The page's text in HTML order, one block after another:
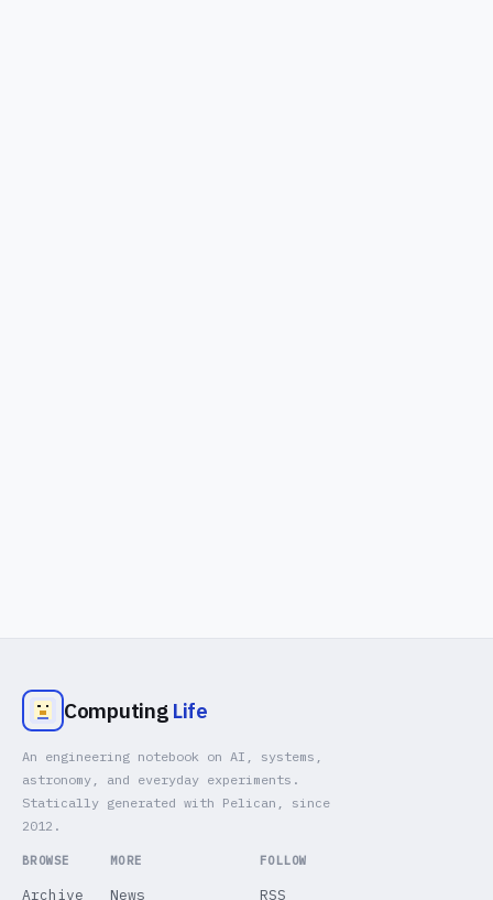
Computing Life
An engineering notebook on AI, systems,
astronomy, and everyday experiments.
Statically generated with Pelican, since
2012.
BROWSE
Archive
MORE
News
FOLLOW
RSS